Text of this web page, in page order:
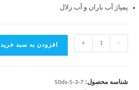
پمپاژ آب باران و آب زلال
-
+ افزودن به سبد خرید
شناسه محصول:50ds-5-3-7